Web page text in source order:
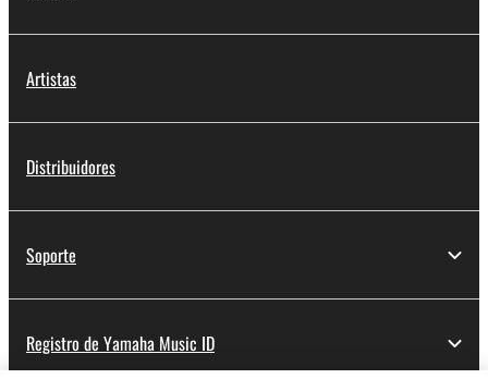
Artistas
Distribuidores
Soporte
Registro de Yamaha Music ID